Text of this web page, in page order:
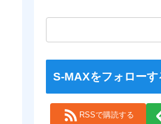
S-MAXをフォローす
RSSで購読する